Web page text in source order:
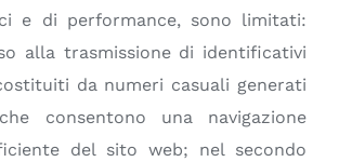
e di performance, sono limitati:
alla trasmissione di identificativi
da numeri casuali generati
consentono una navigazione
del sito web; nel secondo